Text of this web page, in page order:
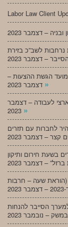
Labor Law Client
נרחבות לשב”כ בזירת
מועד הגשת ההצעות –
»
לעבודה – דצמבר
»
לחברות עם תזרים
הגנה על עובדים בשעת חירום ותיקון
(הוראת שעה – חרבות
הסייבר להנחות